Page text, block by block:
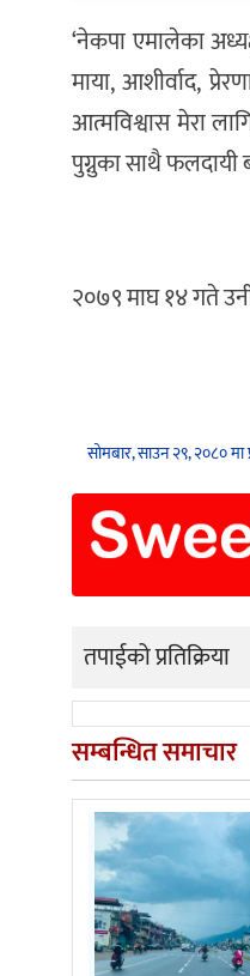
‘नेकपा एमालेका
माया, आशीर्वाद,
आत्मविश्वास मेरा
पुग्नुका साथै फलदायी
२०७९ माघ १४ गते उनी
सोमबार, साउन २९, २०८० मा
तपाईको प्रतिक्रिया
सम्बन्धित समाचार